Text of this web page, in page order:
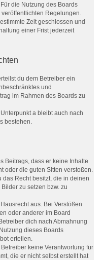
die Nutzung des Boards
Regelungen.
Zeit geschlossen und
einer Frist jederzeit
du dem Betreiber ein
und
im Rahmen des Boards zu
a bleibt auch nach
bestehen.
Beitrags, dass er keine Inhalte
oder die guten Sitten verstoßen.
das Recht besitzt, die in deinen
zu setzen bzw. zu
aus. Bei Verstößen
oder anderer im Board
dich nach Abmahnung
dieses Boards
erteilen.
keine Verantwortung für
die er nicht selbst erstellt hat